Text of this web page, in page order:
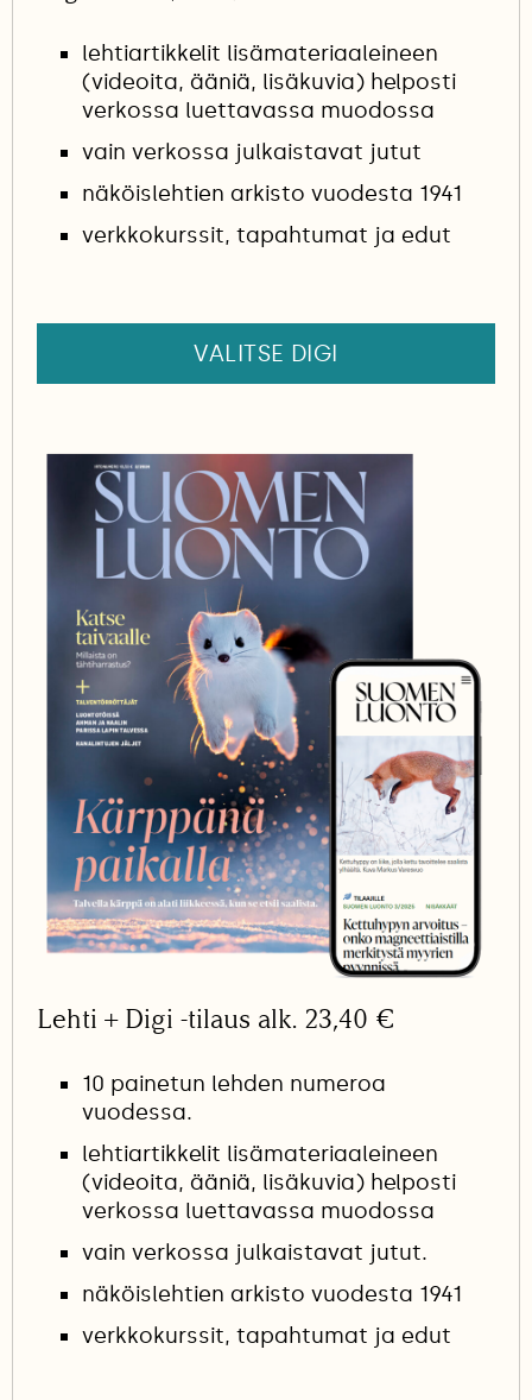
lehtiartikkelit lisämateriaaleineen
(videoita, ääniä, lisäkuvia) helposti
verkossa luettavassa muodossa
vain verkossa julkaistavat jutut
näköislehtien arkisto vuodesta 1941
verkkokurssit, tapahtumat ja edut
VALITSE DIGI
Lehti + Digi -tilaus alk. 23,40 €
10 painetun lehden numeroa
vuodessa.
lehtiartikkelit lisämateriaaleineen
(videoita, ääniä, lisäkuvia) helposti
verkossa luettavassa muodossa
vain verkossa julkaistavat jutut.
näköislehtien arkisto vuodesta 1941
verkkokurssit, tapahtumat ja edut